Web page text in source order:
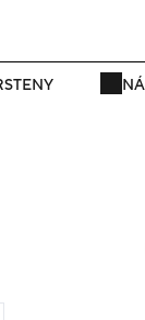
teď! - 20 %